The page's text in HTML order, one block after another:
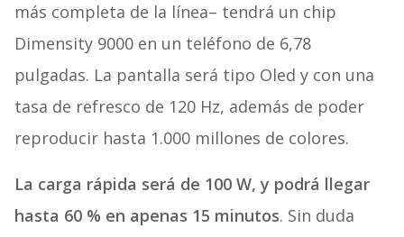
más completa de la línea– tendrá un chip
Dimensity 9000 en un teléfono de 6,78
pulgadas. La pantalla será tipo Oled y con una
tasa de refresco de 120 Hz, además de poder
reproducir hasta 1.000 millones de colores.
La carga rápida será de 100 W, y podrá llegar
hasta 60 % en apenas 15 minutos. Sin duda